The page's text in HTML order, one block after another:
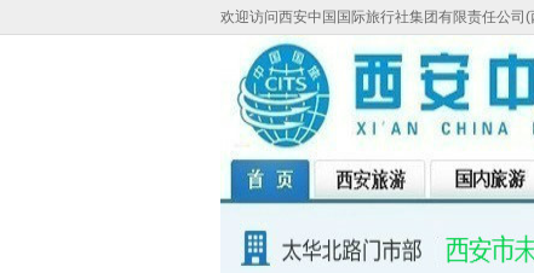
欢迎访问西安中国国际旅行社集团有限责任公司